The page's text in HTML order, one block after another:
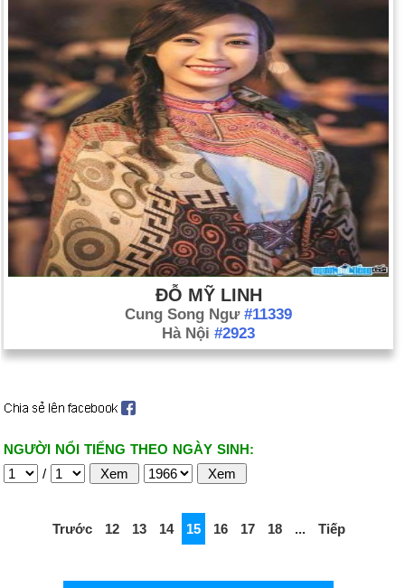
ĐỖ MỸ LINH
Cung Song Ngư #11339
Hà Nội #2923
NGƯỜI NỔI TIẾNG THEO NGÀY SINH:
/
Trước 12 13 14 15 16 17 18 ... Tiếp